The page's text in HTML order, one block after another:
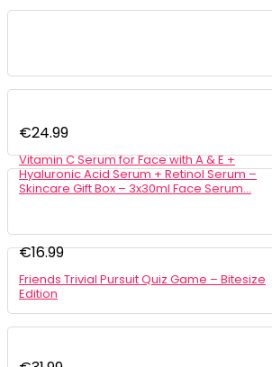
€24.99
Vitamin C Serum for Face with A & E +
Hyaluronic Acid Serum + Retinol Serum –
Skincare Gift Box – 3x30ml Face Serum…
€16.99
Friends Trivial Pursuit Quiz Game – Bitesize
Edition